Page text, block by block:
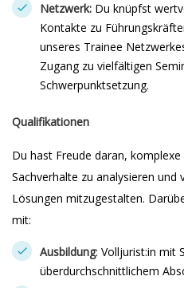
Netzwerk: Du knüpfst
Kontakte zu
unseres Trainee
Zugang zu vielfältigen
Schwerpunktsetzung.
Qualifikationen
Du hast Freude daran,
Sachverhalte zu analysieren und
Lösungen mitzugestalten.
mit:
Ausbildung: Volljurist:in mit
überdurchschnittlichem